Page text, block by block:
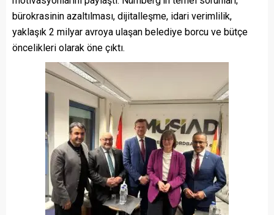
bürokrasinin azaltılması, dijitalleşme, idari verimlilik,
yaklaşık 2 milyar avroya ulaşan belediye borcu ve bütçe
öncelikleri olarak öne çıktı.